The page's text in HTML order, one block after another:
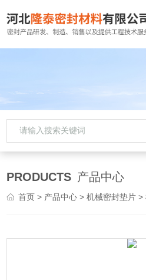
PRODUCTS 产品中心
首页 > 产品中心 >机械密封垫片 >